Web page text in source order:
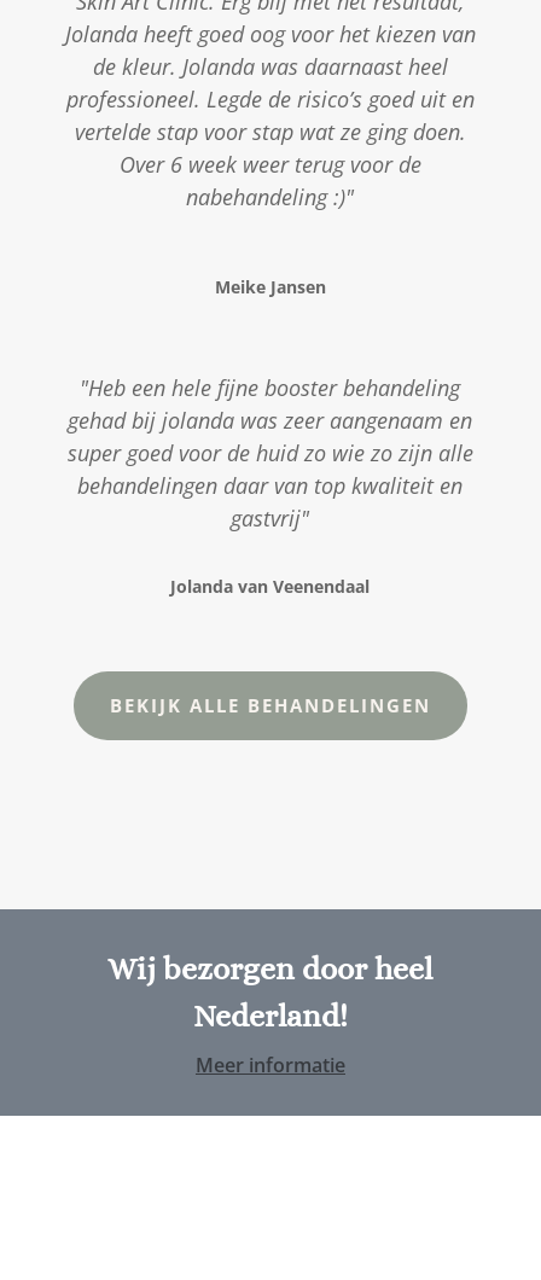
Jolanda heeft goed oog voor het kiezen van
de kleur. Jolanda was daarnaast heel
professioneel. Legde de risico’s goed uit en
vertelde stap voor stap wat ze ging doen.
Over 6 week weer terug voor de
nabehandeling :)"
Meike Jansen
"Heb een hele fijne booster behandeling
gehad bij jolanda was zeer aangenaam en
super goed voor de huid zo wie zo zijn alle
behandelingen daar van top kwaliteit en
gastvrij"
Jolanda van Veenendaal
BEKIJK ALLE BEHANDELINGEN
Wij bezorgen door heel
Nederland!
Meer informatie